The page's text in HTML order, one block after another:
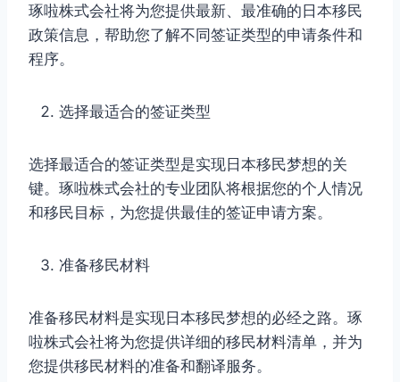
琢啦株式会社将为您提供最新、最准确的日本移民
政策信息，帮助您了解不同签证类型的申请条件和
程序。
选择最适合的签证类型
选择最适合的签证类型是实现日本移民梦想的关
键。琢啦株式会社的专业团队将根据您的个人情况
和移民目标，为您提供最佳的签证申请方案。
准备移民材料
准备移民材料是实现日本移民梦想的必经之路。琢
啦株式会社将为您提供详细的移民材料清单，并为
您提供移民材料的准备和翻译服务。